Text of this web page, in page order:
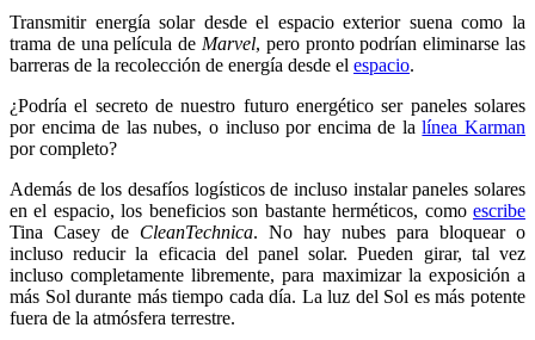
Transmitir energía solar desde el espacio exterior suena como la
trama de una película de Marvel, pero pronto podrían eliminarse las
barreras de la recolección de energía desde el espacio.
¿Podría el secreto de nuestro futuro energético ser paneles solares
por encima de las nubes, o incluso por encima de lalínea Karman
por completo?
Además de los desafíos logísticos de incluso instalar paneles solares
en el espacio, los beneficios son bastante herméticos, como escribe
Tina Casey de CleanTechnica. No hay nubes para bloquear o
incluso reducir la eficacia del panel solar. Pueden girar, tal vez
incluso completamente libremente, para maximizar la exposición a
más Sol durante más tiempo cada día. La luz del Sol es más potente
fuera de la atmósfera terrestre.